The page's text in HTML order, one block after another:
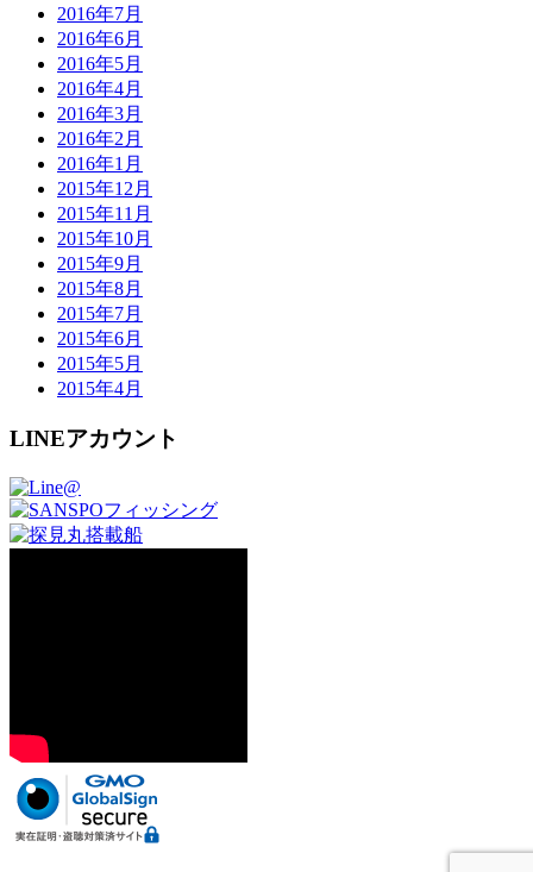
2016年7月
2016年6月
2016年5月
2016年4月
2016年3月
2016年2月
2016年1月
2015年12月
2015年11月
2015年10月
2015年9月
2015年8月
2015年7月
2015年6月
2015年5月
2015年4月
LINEアカウント